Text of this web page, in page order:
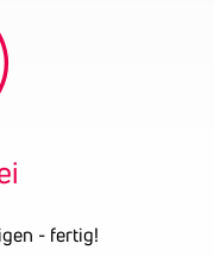
- fertig!